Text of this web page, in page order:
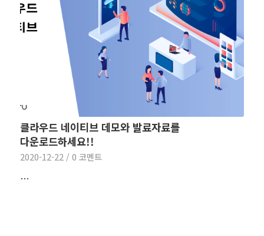
클라우드 네이티브 데모와 발료자료를
다운로드하세요!!
2020-12-22 / 0 코멘트
…